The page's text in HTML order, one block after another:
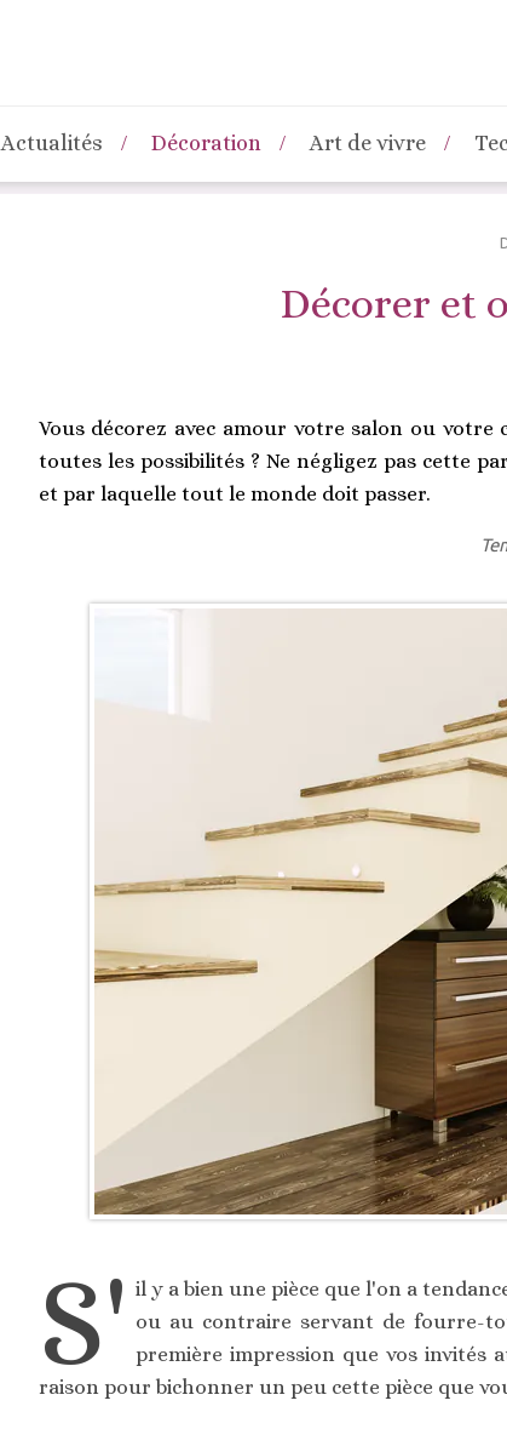
Actualités Décoration Art de vivre
Décorer et
Vous décorez avec amour votre salon ou
toutes les possibilités ? Ne négligez pas cette
et par laquelle tout le monde doit passer.
S' il y a bien une pièce que l'on a
ou au contraire servant de fourre-
première impression que vos invités
raison pour bichonner un peu cette pièce que